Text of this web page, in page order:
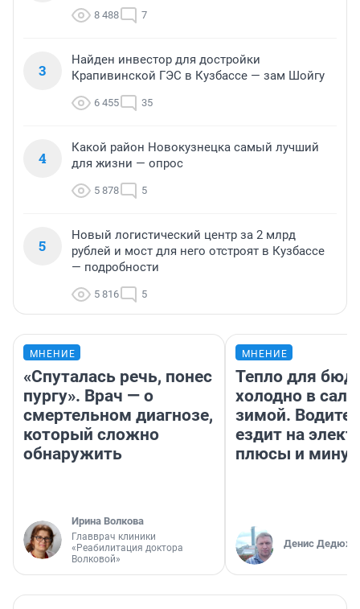
8 488 7
3
Найден инвестор для достройки
Крапивинской ГЭС в Кузбассе — зам Шойгу
6 455 35
4
Какой район Новокузнецка самый лучший
для жизни — опрос
5 878 5
5
Новый логистический центр за 2 млрд
рублей и мост для него отстроят в Кузбассе
— подробности
5 816 5
МНЕНИЕ
«Спуталась речь, понес
пургу». Врач — о
смертельном диагнозе,
который сложно
обнаружить
Ирина Волкова
Главврач клиники
«Реабилитация доктора
Волковой»
МНЕНИЕ
Тепло для
холодно в
зимой.
ездит на
плюсы и
Денис